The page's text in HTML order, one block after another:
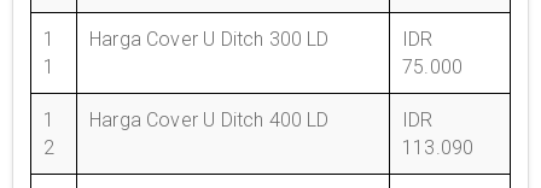
1
1
Harga Cover U Ditch 300 LD
IDR
75.000
1
2
Harga Cover U Ditch 400 LD
IDR
113.090